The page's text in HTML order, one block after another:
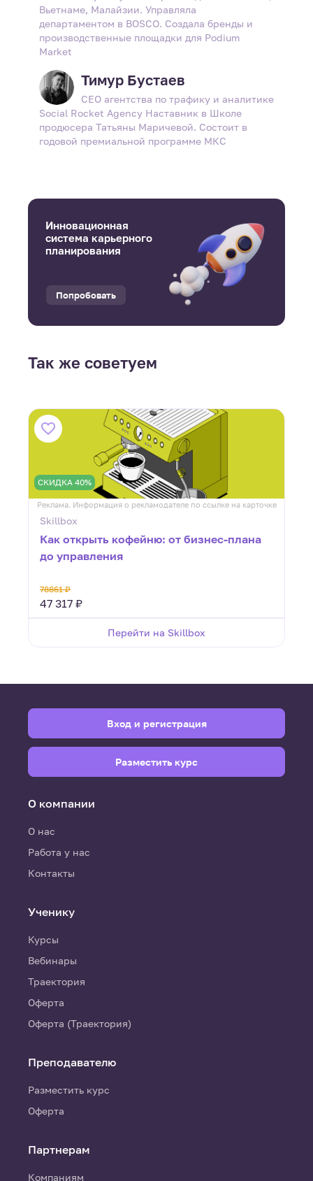
Вьетнаме, Малайзии. Управляла
департаментом в BOSCO. Создала бренды и
производственные площадки для Podium
Market
Тимур Бустаев
CEO агентства по трафику и аналитике
Social Rocket Agency Наставник в Школе
продюсера Татьяны Маричевой. Состоит в
годовой премиальной программе МКС
Инновационная
система карьерного
планирования
Попробовать
Так же советуем
СКИДКА 40%
Реклама. Информация о рекламодателе по ссылке на карточке
Skillbox
Как открыть кофейню: от бизнес-плана
до управления
78861 ₽
47 317 ₽
Перейти на Skillbox
О компании
О нас
Работа у нас
Контакты
Ученику
Курсы
Вебинары
Траектория
Оферта
Оферта (Траектория)
Преподавателю
Разместить курс
Оферта
Партнерам
Компаниям
Вход и регистрация
Разместить курс